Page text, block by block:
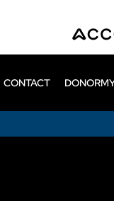
CONTACT